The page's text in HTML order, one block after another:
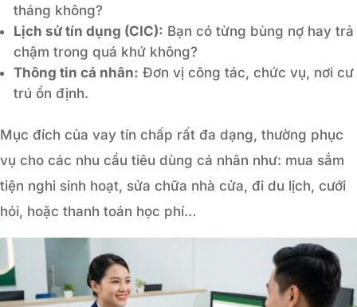
tháng không?
Lịch sử tín dụng (CIC): Bạn có từng bùng nợ hay trả
chậm trong quá khứ không?
Thông tin cá nhân: Đơn vị công tác, chức vụ, nơi cư
trú ổn định.
Mục đích của vay tín chấp rất đa dạng, thường phục
vụ cho các nhu cầu tiêu dùng cá nhân như: mua sắm
tiện nghi sinh hoạt, sửa chữa nhà cửa, đi du lịch, cưới
hỏi, hoặc thanh toán học phí…